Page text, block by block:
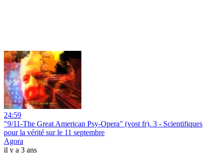
24:59
"9/11-The Great American Psy-Opera" (vost fr). 3 - Scientifiques
pour la vérité sur le 11 septembre
Agora
il y a 3 ans